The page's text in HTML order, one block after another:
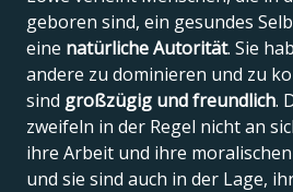
geboren sind, ein gesundes
eine natürliche Autorität. Sie
andere zu dominieren und zu
sind großzügig und freundlich.
zweifeln in der Regel nicht an
ihre Arbeit und ihre moralischen
und sie sind auch in der Lage,